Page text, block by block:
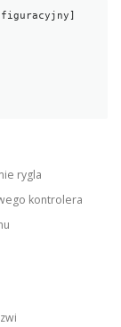
rygla
kontrolera